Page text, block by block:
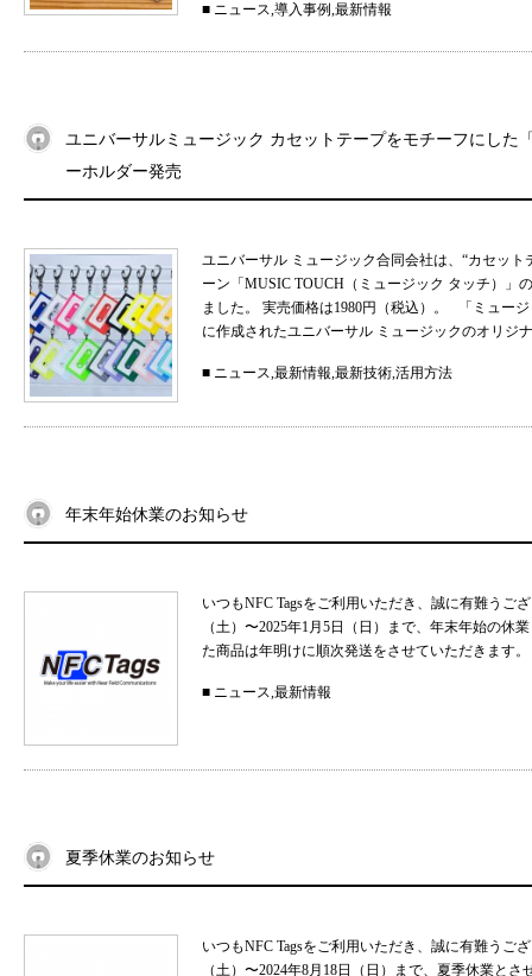
■ ニュース,導入事例,最新情報
ユニバーサルミュージック カセットテープをモチーフにした
ーホルダー発売
ユニバーサル ミュージック合同会社は、“カセッ
ーン「MUSIC TOUCH（ミュージック タッチ）」
ました。 実売価格は1980円（税込）。 「ミュー
に作成されたユニバーサル ミュージックのオリジ
■ ニュース,最新情報,最新技術,活用方法
年末年始休業のお知らせ
いつもNFC Tagsをご利用いただき、誠に有難う
（土）〜2025年1月5日（日）まで、年末年始の
た商品は年明けに順次発送をさせていただきま
■ ニュース,最新情報
夏季休業のお知らせ
いつもNFC Tagsをご利用いただき、誠に有難う
（土）〜2024年8月18日（日）まで、夏季休業と